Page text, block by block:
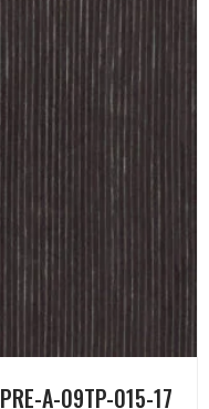
PRE-A-09TP-015-17